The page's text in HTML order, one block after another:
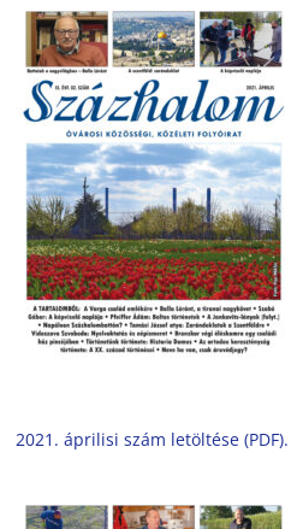
2021. áprilisi szám letöltése (PDF).